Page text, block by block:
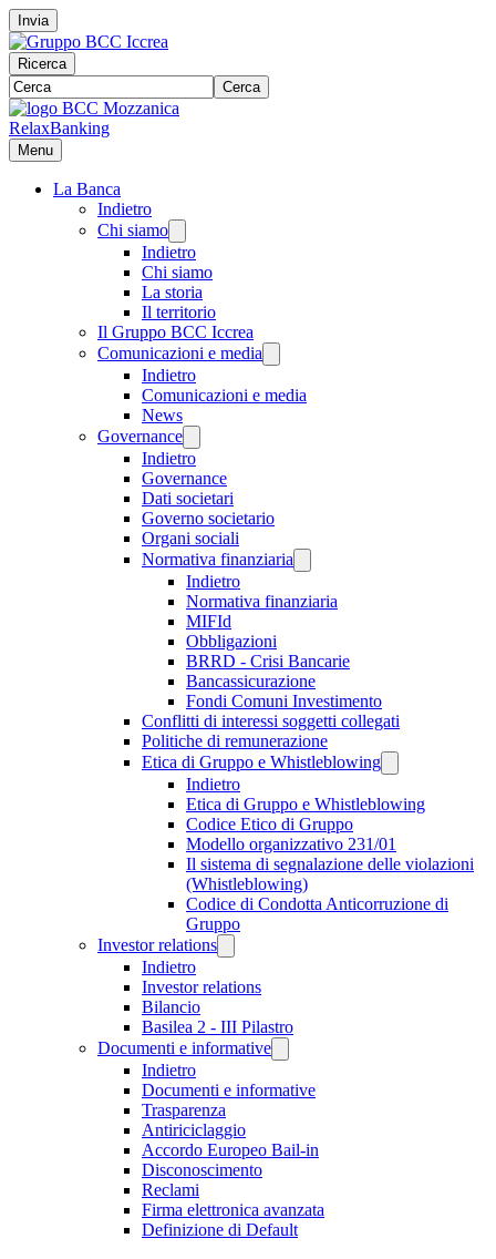
Invia
Ricerca
Cerca
RelaxBanking
Menu
La Banca
Indietro
Chi siamo
Indietro
Chi siamo
La storia
Il territorio
Il Gruppo BCC Iccrea
Comunicazioni e media
Indietro
Comunicazioni e media
News
Governance
Indietro
Governance
Dati societari
Governo societario
Organi sociali
Normativa finanziaria
Indietro
Normativa finanziaria
MIFId
Obbligazioni
BRRD - Crisi Bancarie
Bancassicurazione
Fondi Comuni Investimento
Conflitti di interessi soggetti collegati
Politiche di remunerazione
Etica di Gruppo e Whistleblowing
Indietro
Etica di Gruppo e Whistleblowing
Codice Etico di Gruppo
Modello organizzativo 231/01
Il sistema di segnalazione delle violazioni
(Whistleblowing)
Codice di Condotta Anticorruzione di
Gruppo
Investor relations
Indietro
Investor relations
Bilancio
Basilea 2 - III Pilastro
Documenti e informative
Indietro
Documenti e informative
Trasparenza
Antiriciclaggio
Accordo Europeo Bail-in
Disconoscimento
Reclami
Firma elettronica avanzata
Definizione di Default